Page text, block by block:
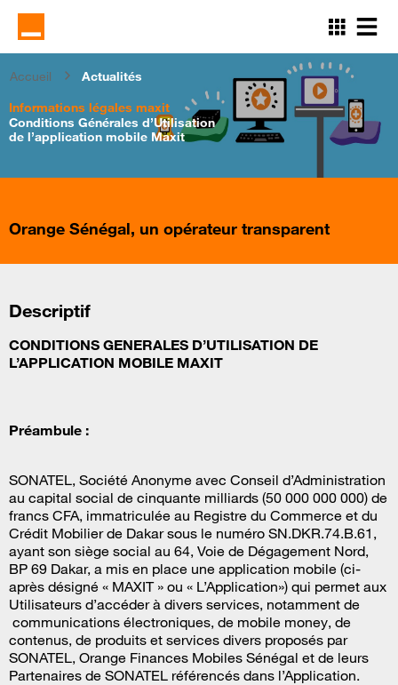
Aller
contenu
Accueil
Actualités
Informations légales maxit
Conditions Générales d’Utilisation
de l’application mobile Maxit
Orange Sénégal, un opérateur transparent
Descriptif
CONDITIONS GENERALES D’UTILISATION DE
L’APPLICATION MOBILE MAXIT
Préambule :
SONATEL, Société Anonyme avec Conseil d’Administration
au capital social de cinquante milliards (50 000 000 000) de
francs CFA, immatriculée au Registre du Commerce et du
Crédit Mobilier de Dakar sous le numéro SN.DKR.74.B.61,
ayant son siège social au 64, Voie de Dégagement Nord,
BP 69 Dakar, a mis en place une application mobile (ci-
après désigné « MAXIT » ou « L’Application») qui permet aux
Utilisateurs d’accéder à divers services, notamment de
communications électroniques, de mobile money, de
contenus, de produits et services divers proposés par
SONATEL, Orange Finances Mobiles Sénégal et de leurs
Partenaires de SONATEL référencés dans l’Application.